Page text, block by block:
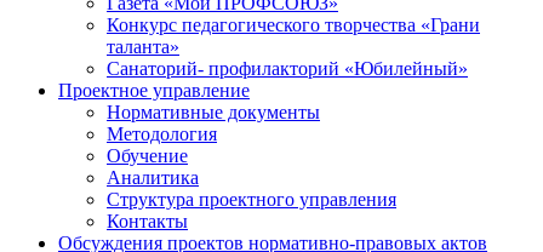
Конкурс педагогического творчества «Грани
таланта»
Санаторий- профилакторий «Юбилейный»
Проектное управление
Нормативные документы
Методология
Обучение
Аналитика
Структура проектного управления
Контакты
Обсуждения проектов нормативно-правовых актов